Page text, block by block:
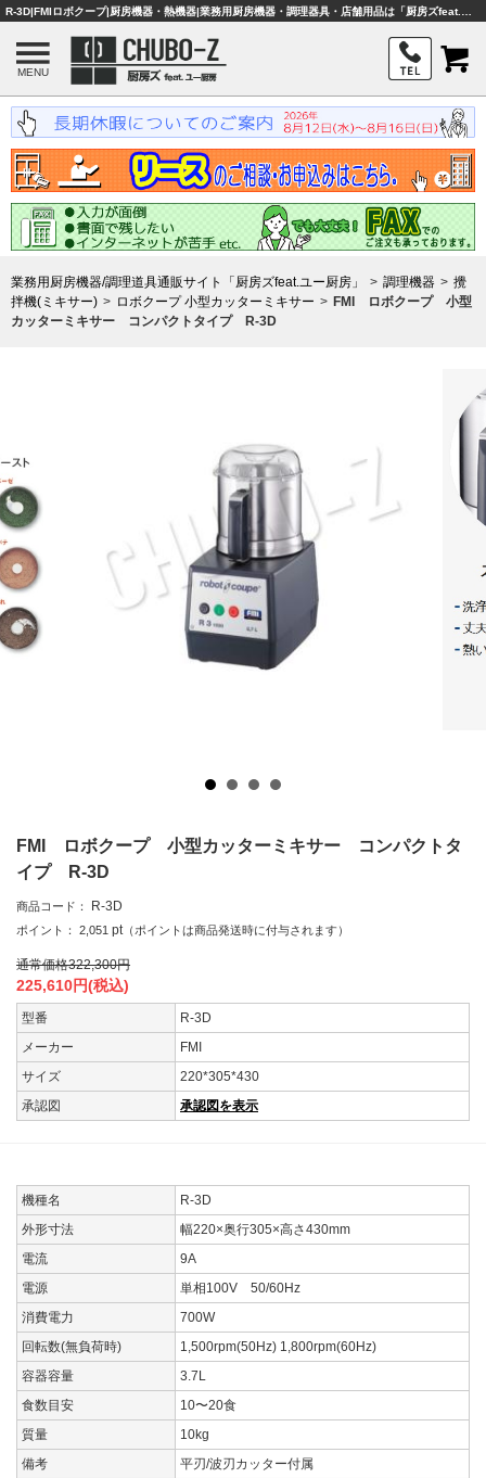
MENU
業務用厨房機器/調理道具通販サイト「厨房ズfeat.ユー厨房」 調理機器
攪
拌機(ミキサー)
ロボクープ 小型カッターミキサー
FMI ロボクープ 小型
カッターミキサー コンパクトタイプ R-3D
FMI ロボクープ 小型カッターミキサー コンパクトタ
イプ R-3D
商品コード： R-3D
ポイント： 2,051 pt （ポイントは商品発送時に付与されます）
通常価格322,300円
225,610円(税込)
型番
R-3D
メーカー
FMI
サイズ
220*305*430
承認図
承認図を表示
機種名
R-3D
外形寸法
幅220×奥行305×高さ430mm
電流
9A
電源
単相100V 50/60Hz
消費電力
700W
回転数(無負荷時)
1,500rpm(50Hz) 1,800rpm(60Hz)
容器容量
3.7L
食数目安
10〜20食
質量
10kg
備考
平刃/波刃カッター付属